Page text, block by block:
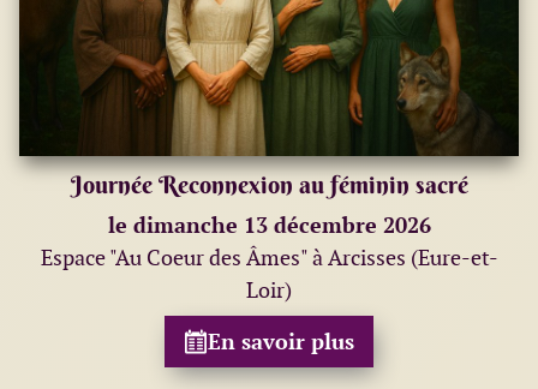
Journée Reconnexion au féminin sacré
le dimanche 13 décembre 2026
Espace "Au Coeur des Âmes" à Arcisses (Eure-et-
Loir)
En savoir plus